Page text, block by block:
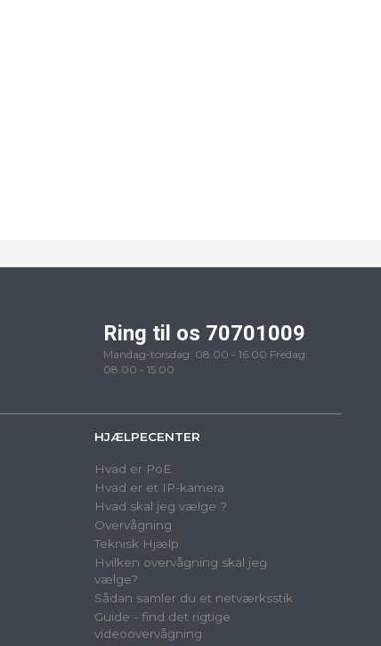
Ring til os 70701009
Mandag-torsdag: 08.00 - 16.00 Fredag:
08.00 - 15.00
HJÆLPECENTER
Hvad er PoE
Hvad er et IP-kamera
Hvad skal jeg vælge ?
Overvågning
Teknisk Hjælp
Hvilken overvågning skal jeg
vælge?
Sådan samler du et netværksstik
Guide - find det rigtige
videoovervågning